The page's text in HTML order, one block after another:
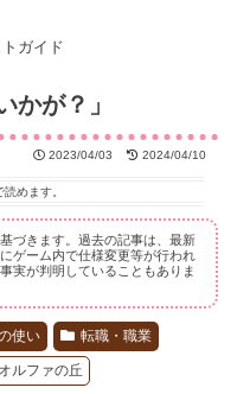
ガイド
かが？」
2023/04/03 2024/04/10
読めます。
づきます。過去の記事は、最新
ゲーム内で仕様変更等が行われ
実が判明していることもありま
使い 転職・職業
オルファの丘